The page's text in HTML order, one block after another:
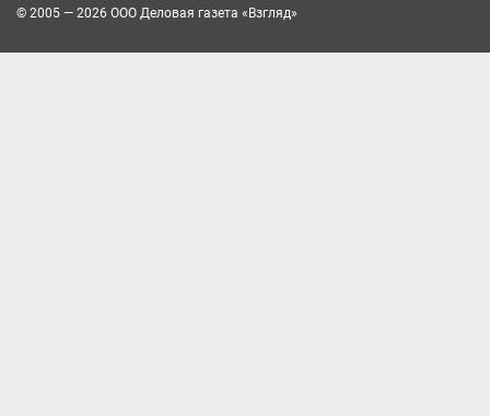
© 2005 — 2026 ООО Деловая газета «Взгляд»